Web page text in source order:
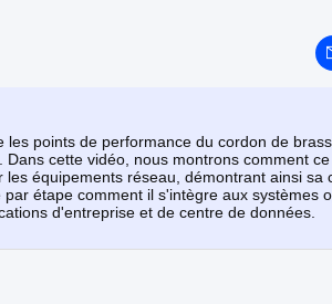
points de performance du cordon de
cette vidéo, nous montrons comment
équipements réseau, démontrant ainsi sa
étape comment il s'intègre aux systèmes
d'entreprise et de centre de données.